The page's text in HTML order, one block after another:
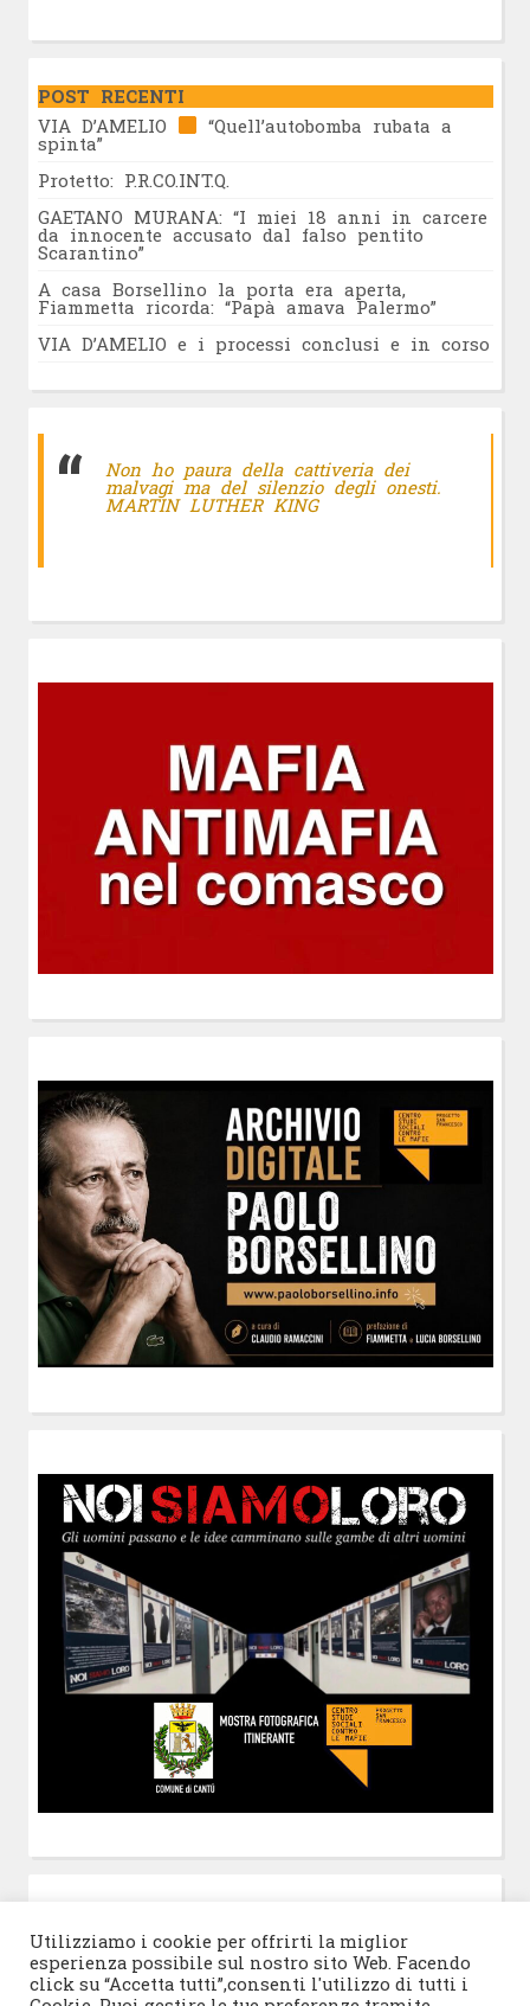
POST RECENTI
VIA D’AMELIO
“Quell’autobomba rubata a
spinta”
Protetto: P.R.CO.INT.Q.
GAETANO MURANA: “I miei 18 anni in carcere
da innocente accusato dal falso pentito
Scarantino”
A casa Borsellino la porta era aperta,
Fiammetta ricorda: “Papà amava Palermo”
VIA D’AMELIO e i processi conclusi e in corso
Non ho paura della cattiveria dei
malvagi ma del silenzio degli onesti.
MARTIN LUTHER KING
Utilizziamo i cookie per offrirti la miglior
esperienza possibile sul nostro sito Web. Facendo
click su “Accetta tutti”,consenti l'utilizzo di tutti i